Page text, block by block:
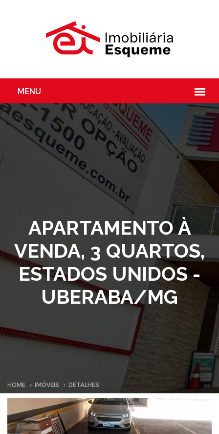
APARTAMENTO À
VENDA, 3 QUARTOS,
ESTADOS UNIDOS -
UBERABA/MG
HOME IMÓVEIS DETALHES